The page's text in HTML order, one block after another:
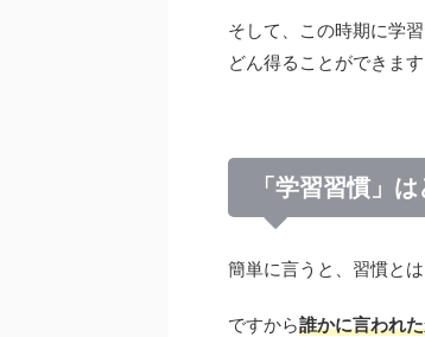
そして、この時期に学
どん得ることができます
「学習習慣」
簡単に言うと、習慣と
ですから誰かに言われ